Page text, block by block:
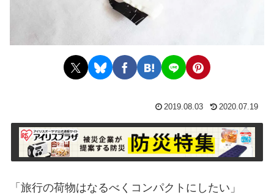
2019.08.03 2020.07.19
「旅行の荷物はなるべくコンパクトにしたい」